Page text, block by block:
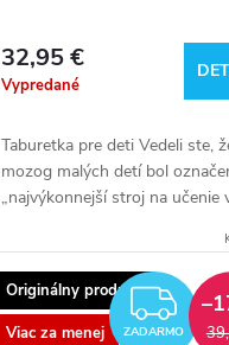
32,95 €
Vypredané
Taburetka pre deti Vedeli ste,
mozog malých detí bol
„najvýkonnejší stroj na učenie
príchode na svet je
sa...
Originálny produkt
Viac za menej
ZADARMO